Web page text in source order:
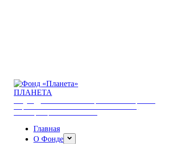
ПЛАНЕТА
Главная
О Фонде